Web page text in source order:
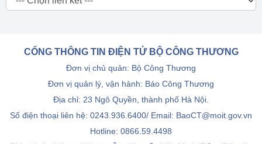
CỔNG THÔNG TIN ĐIỆN TỬ BỘ CÔNG THƯƠNG
Đơn vị chủ quản: Bộ Công Thương
Đơn vị quản lý, vận hành: Báo Công Thương
Địa chỉ: 23 Ngô Quyền, thành phố Hà Nội.
Số điện thoại liên hệ: 0243.936.6400/ Email: BaoCT@moit.gov.vn
Hotline: 0866.59.4498